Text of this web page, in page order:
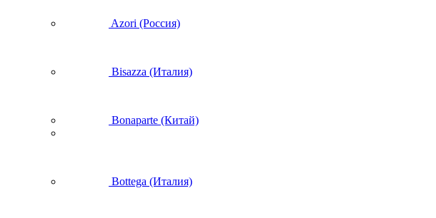
Azori (Россия)
Bisazza (Италия)
Bonaparte (Китай)
Bottega (Италия)